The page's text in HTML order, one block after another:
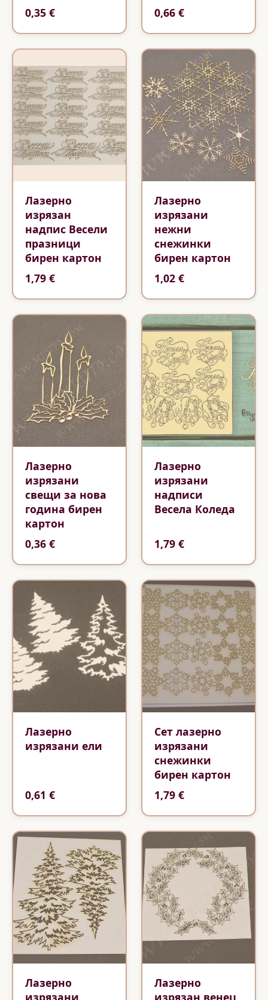
0,35 €
0,66 €
Лазерно
изрязан
надпис Весели
празници
бирен картон
1,79 €
Лазерно
изрязани
нежни
снежинки
бирен картон
1,02 €
Лазерно
изрязани
свещи за нова
година бирен
картон
0,36 €
Лазерно
изрязани
надписи
Весела Коледа
1,79 €
Лазерно
изрязани ели
0,61 €
Сет лазерно
изрязани
снежинки
бирен картон
1,79 €
Лазерно
изрязани
Лазерно
изрязан венец